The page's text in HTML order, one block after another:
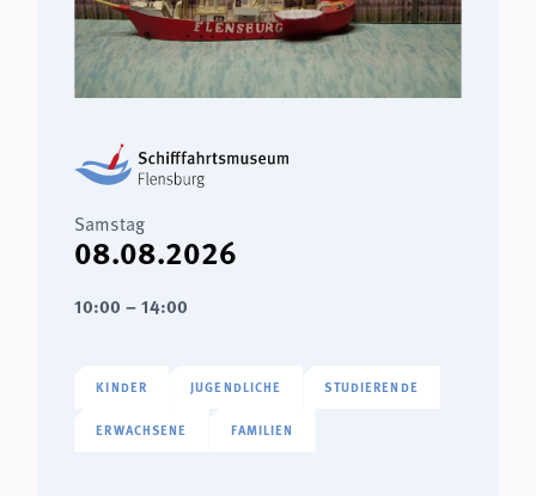
Samstag
08.08.2026
10:00 – 14:00
KINDER JUGENDLICHE STUDIERENDE
ERWACHSENE FAMILIEN